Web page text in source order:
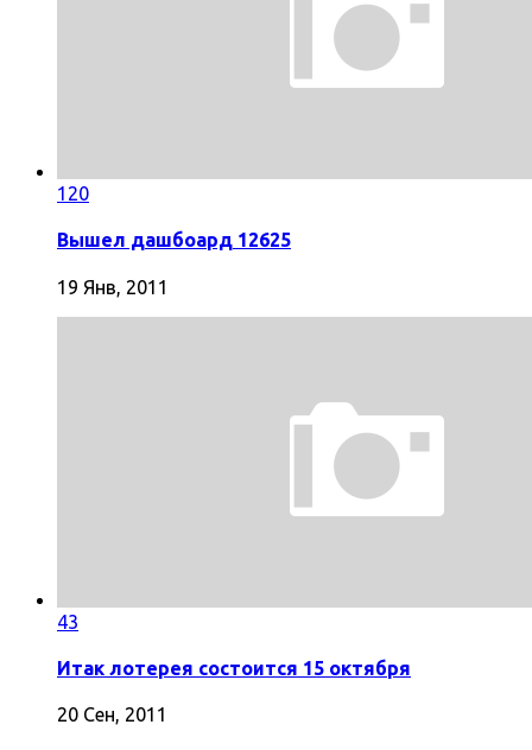
120
Вышел дашбоард 12625
19 Янв, 2011
43
Итак лотерея состоится 15 октября
20 Сен, 2011